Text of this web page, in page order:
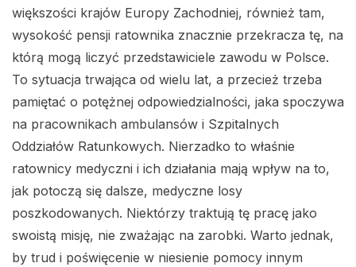
większości krajów Europy Zachodniej, również tam,
wysokość pensji ratownika znacznie przekracza tę, na
którą mogą liczyć przedstawiciele zawodu w Polsce.
To sytuacja trwająca od wielu lat, a przecież trzeba
pamiętać o potężnej odpowiedzialności, jaka spoczywa
na pracownikach ambulansów i Szpitalnych
Oddziałów Ratunkowych. Nierzadko to właśnie
ratownicy medyczni i ich działania mają wpływ na to,
jak potoczą się dalsze, medyczne losy
poszkodowanych. Niektórzy traktują tę pracę jako
swoistą misję, nie zważając na zarobki. Warto jednak,
by trud i poświęcenie w niesienie pomocy innym